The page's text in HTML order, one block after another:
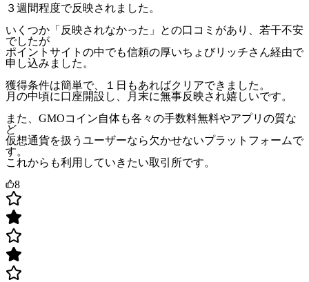
３週間程度で反映されました。
いくつか「反映されなかった」との口コミがあり、若干不安
でしたが
ポイントサイトの中でも信頼の厚いちょびリッチさん経由で
申し込みました。
獲得条件は簡単で、１日もあればクリアできました。
月の中頃に口座開設し、月末に無事反映され嬉しいです。
また、GMOコイン自体も各々の手数料無料やアプリの質な
ど
仮想通貨を扱うユーザーなら欠かせないプラットフォームで
す。
これからも利用していきたい取引所です。
8